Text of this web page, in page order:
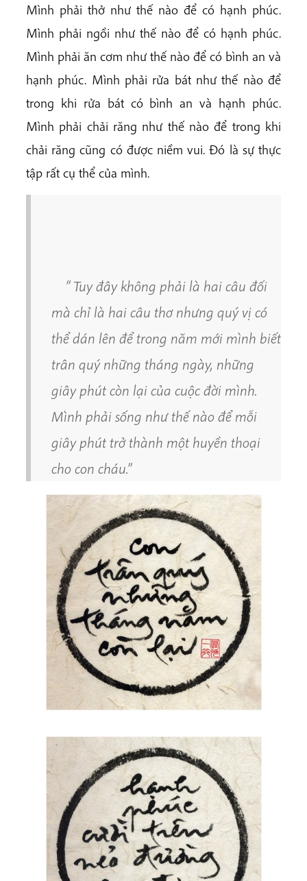
Mình phải thở như thế nào để có hạnh phúc.
Mình phải ngồi như thế nào để có hạnh phúc.
Mình phải ăn cơm như thế nào để có bình an và
hạnh phúc. Mình phải rửa bát như thế nào để
trong khi rửa bát có bình an và hạnh phúc.
Mình phải chải răng như thế nào để trong khi
chải răng cũng có được niềm vui. Đó là sự thực
tập rất cụ thể của mình.
” Tuy đây không phải là hai câu đối
mà chỉ là hai câu thơ nhưng quý vị có
thể dán lên để trong năm mới mình biết
trân quý những tháng ngày, những
giây phút còn lại của cuộc đời mình.
Mình phải sống như thế nào để mỗi
giây phút trở thành một huyền thoại
cho con cháu.”